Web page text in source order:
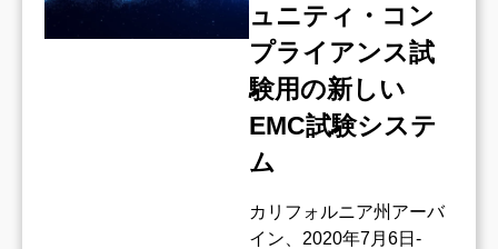
ュニティ・コン
プライアンス試
験用の新しい
EMC試験システ
ム
カリフォルニア州アーバ
イン、2020年7月6日-